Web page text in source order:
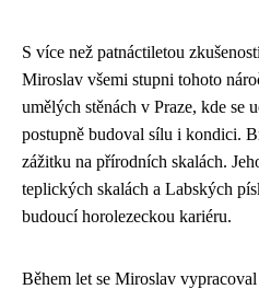
S více než patnáctiletou
Miroslav všemi stupni tohoto
umělých stěnách v Praze, kde se
postupně budoval sílu i kondici.
zážitku na přírodních skalách.
teplických skalách a Labských
budoucí horolezeckou kariéru.
Během let se Miroslav